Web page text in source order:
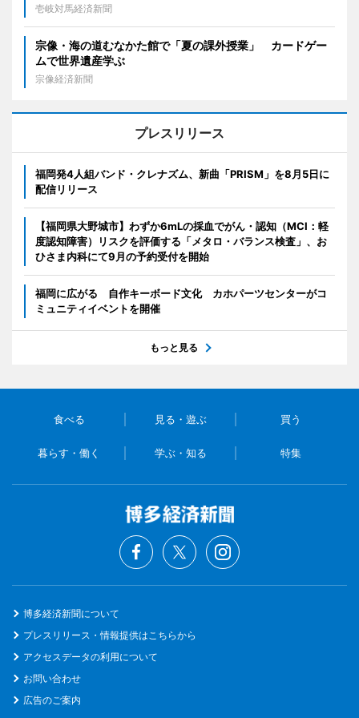
壱岐対馬経済新聞
宗像・海の道むなかた館で「夏の課外授業」 カードゲー
ムで世界遺産学ぶ
宗像経済新聞
プレスリリース
福岡発4人組バンド・クレナズム、新曲「PRISM」を8月5日に
配信リリース
【福岡県大野城市】わずか6mLの採血でがん・認知（MCI：軽
度認知障害）リスクを評価する「メタロ・バランス検査」、お
ひさま内科にて9月の予約受付を開始
福岡に広がる 自作キーボード文化 カホパーツセンターがコ
ミュニティイベントを開催
もっと見る
食べる 見る・遊ぶ 買う
暮らす・働く 学ぶ・知る 特集
博多経済新聞について
プレスリリース・情報提供はこちらから
アクセスデータの利用について
お問い合わせ
広告のご案内